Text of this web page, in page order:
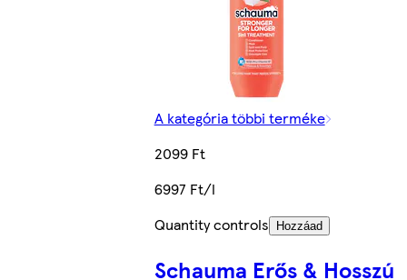
A kategória többi terméke
2099 Ft
6997 Ft/l
Quantity controls
Hozzáad
Schauma Erős & Hosszú